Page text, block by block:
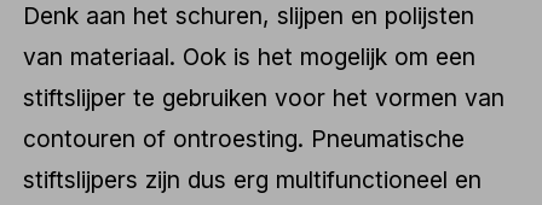
Denk aan het schuren, slijpen en polijsten
van materiaal. Ook is het mogelijk om een
stiftslijper te gebruiken voor het vormen van
contouren of ontroesting. Pneumatische
stiftslijpers zijn dus erg multifunctioneel en